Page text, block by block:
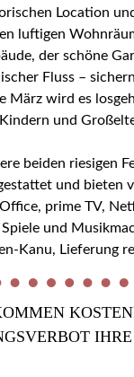
Location
luftigen
der schöne
Fluss –
März wird es
und
beiden riesigen
und bieten
prime TV,
und
Kanu, Lieferung